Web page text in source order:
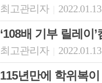
최고관리자
‘108배 기부 릴레이
최고관리자
115년만에 학위복